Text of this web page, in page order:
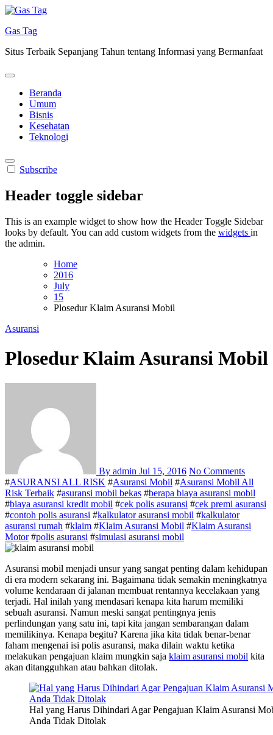
Skip
content
Gas Tag
Situs Terbaik Sepanjang Tahun tentang Informasi yang Bermanfaat
Beranda
Umum
Bisnis
Kesehatan
Teknologi
Subscribe
Header toggle sidebar
This is an example widget to show how the Header Toggle Sidebar
looks by default. You can add custom widgets from the widgets in
the admin.
Home
2016
July
15
Plosedur Klaim Asuransi Mobil
Asuransi
Plosedur Klaim Asuransi Mobil
By admin Jul 15, 2016 No Comments
#ASURANSI ALL RISK #Asuransi Mobil #Asuransi Mobil All
Risk Terbaik #asuransi mobil bekas #berapa biaya asuransi mobil
#biaya asuransi kredit mobil #cek polis asuransi #cek premi asuransi
#contoh polis asuransi #kalkulator asuransi mobil #kalkulator
asuransi rumah #klaim #Klaim Asuransi Mobil #Klaim Asuransi
Motor#polis asuransi #simulasi asuransi mobil
Asuransi mobil menjadi unsur yang sangat penting dalam kehidupan
di era modern sekarang ini. Bagaimana tidak semakin meningkatnya
volume kendaraan di jalanan membuat rentannya kecelakaan yang
terjadi. Hal inilah yang mendasari kenapa kita harum memiliki
sebuah asuransi. Namun meski sangat pentingnya jenis
perlindungan yang satu ini, tapi kita jangan sembarangan dalam
memilikinya. Kenapa begitu? Karena jika kita tidak benar-benar
faham mengenai isi polis asuransi, maka dilain waktu ketika
melakukan pengajuan klaim mungkin saja klaim asuransi mobil kita
akan ditangguhkan atau bahkan ditolak.
Hal yang Harus Dihindari Agar Pengajuan Klaim Asuransi
Anda Tidak Ditolak